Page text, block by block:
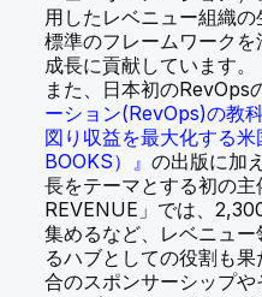
用したレベニュー組織
標準のフレームワーク
成長に貢献しています。
また、日本初のRevOps
ーション(RevOps)の教
図り収益を最大化する
BOOKS）』 の出版に加
長をテーマとする初の
REVENUE」では、
集めるなど、レベニュ
るハブとしての役割も
合のスポンサーシップ